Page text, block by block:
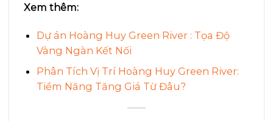
Xem thêm:
Dự án Hoàng Huy Green River : Tọa Độ
Vàng Ngàn Kết Nối
Phân Tích Vị Trí Hoàng Huy Green River:
Tiềm Năng Tăng Giá Từ Đâu?